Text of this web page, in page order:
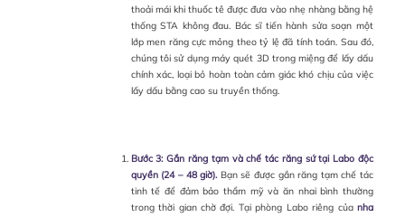
thoải mái khi thuốc tê được đưa vào nhẹ nhàng bằng hệ
thống STA không đau. Bác sĩ tiến hành sửa soạn một
lớp men răng cực mỏng theo tỷ lệ đã tính toán. Sau đó,
chúng tôi sử dụng máy quét 3D trong miệng để lấy dấu
chính xác, loại bỏ hoàn toàn cảm giác khó chịu của việc
lấy dấu bằng cao su truyền thống.
Bước 3: Gắn răng tạm và chế tác răng sứ tại Labo độc
quyền (24 – 48 giờ).Bạn sẽ được gắn răng tạm chế tác
tinh tế để đảm bảo thẩm mỹ và ăn nhai bình thường
trong thời gian chờ đợi. Tại phòng Labo riêng của nha